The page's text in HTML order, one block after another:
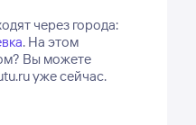
через города:
. На этом
Вы можете
уже сейчас.